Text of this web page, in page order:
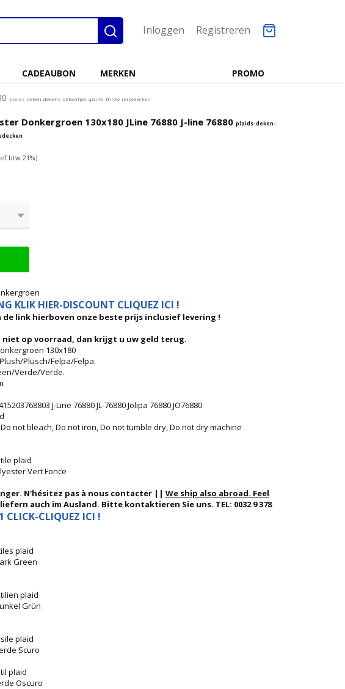
Inloggen Registreren
PROMO
CADEAUBON MERKEN
plaids-deken-dekens-dekentjes-quilts-throw-reisedecken
Donkergroen 130x180 JLine 76880 J-line 76880 plaids-deken-
btw 21%)
KLIK HIER-DISCOUNT CLIQUEZ ICI !
de link hierboven onze beste prijs inclusief levering !
niet op voorraad, dan krijgt u uw geld terug.
130x180
Plüsch/Felpa/Felpa.
Verde/Verde.
J-Line 76880 JL-76880 Jolipa 76880 JO76880
not bleach, Do not iron, Do not tumble dry, Do not dry machine
plaid
Vert Fonce
N'hésitez pas à nous contacter || We ship also abroad. Feel
auch im Ausland. Bitte kontaktieren Sie uns. TEL: 0032 9 378
CLIQUEZ ICI !
plaid
Green
plaid
Grün
plaid
Scuro
plaid
Oscuro